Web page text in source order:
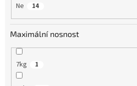
Ne 14
Maximální nosnost
7kg 1